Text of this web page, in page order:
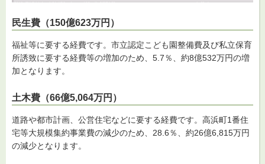
民生費（150億623万円）
福祉等に要する経費です。市立認定こども園整備費及び私立保育
所誘致に要する経費等の増加のため、5.7％、約8億532万円の増
加となります。
土木費（66億5,064万円）
道路や都市計画、公営住宅などに要する経費です。高浜町1番住
宅等大規模集約事業費の減少のため、28.6％、約26億6,815万円
の減少となります。